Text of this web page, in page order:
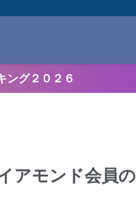
ング２０２６
アモンド会員の